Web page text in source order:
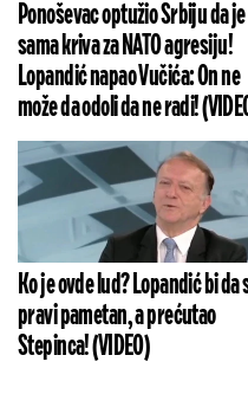
Ponoševac optužio Srbiju da je
sama kriva za NATO agresiju!
Lopandić napao Vučića: On ne
može da odoli da ne radi!
Ko je ovde lud? Lopandić bi da
pravi pametan, a prećutao
Stepinca! (VIDEO)